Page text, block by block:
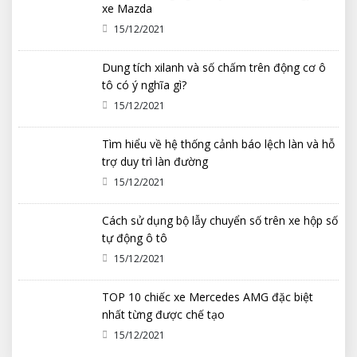
xe Mazda
15/12/2021
Dung tích xilanh và số chấm trên động cơ ô
tô có ý nghĩa gì?
15/12/2021
Tìm hiểu về hệ thống cảnh báo lệch làn và hỗ
trợ duy trì làn đường
15/12/2021
Cách sử dụng bộ lẫy chuyển số trên xe hộp số
tự động ô tô
15/12/2021
TOP 10 chiếc xe Mercedes AMG đặc biệt
nhất từng được chế tạo
15/12/2021